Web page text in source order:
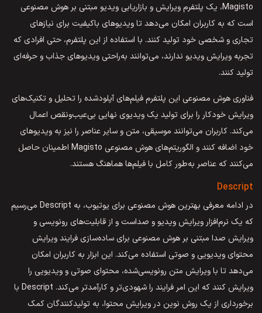
Magisto، یک پلتفرم ویرایش و بازاریابی ویدیو مبتنی بر هوش مصنوعی
است که به کاربران امکان می‌دهد تا ویدیوهای باکیفیت برای نیازهای
تجاری و شخصی خود تولید کنند. با استفاده از این پلتفرم، حتی افرادی که
تجربه ویرایش ویدیو ندارند، می‌توانند به‌راحتی ویدیوهای جذاب و حرفه‌ای
تولید کنند.
فناوری هوش مصنوعی این پلتفرم فیلم‌های آپلودشده را تحلیل و تکنیک‌های
ویرایش خودکار را برای تولید یک ویدیوی نهایی بی‌عیب‌ونقص اعمال
می‌کند. کاربران می‌توانند موسیقی، متن و سایر عناصر را نیز به ویدیوهای
خود اضافه کنند و الگوریتم‌های هوش مصنوعی Magisto اطمینان حاصل
می‌کنند که عناصر به‌طور کامل با فیلم‌ها هماهنگ هستند.
Descript
در ادامه معرفی بهترین هوش مصنوعی برای یوتیوب، به Descript می‌رسیم
که یک نرم‌افزار ویرایش ویدیو و صداست و از قابلیت‌های رونویسی و
ویرایش صدا مبتنی بر هوش مصنوعی برای ساده‌سازی فرایند ویرایش
محتوای ویدیویی و صوتی استفاده می‌کند. این ابزار به کاربران امکان
می‌دهد تا با ویرایش متن رونویسی‌شده، محتوای صوتی و ویدیویی را
ویرایش کنند که این امر فرایند را شهودی‌تر و کارآمدتر می‌کند. Descript با
برخورداری از یک روش نوین در ویرایش محتوا، به تولیدکنندگان کمک